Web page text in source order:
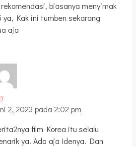
biasanya menyimak
ya, Kak ini tumben sekarang
aja
2, 2023 pada 2:02 pm
film Korea itu selalu
ya. Ada aja idenya. Dan